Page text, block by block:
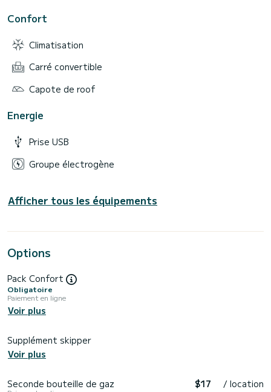
Confort
Climatisation
Carré convertible
Capote de roof
Energie
Prise USB
Groupe électrogène
Afficher tous les équipements
Options
Pack Confort
Obligatoire
Paiement en ligne
Voir plus
Supplément skipper
Voir plus
Seconde bouteille de gaz $17 / location